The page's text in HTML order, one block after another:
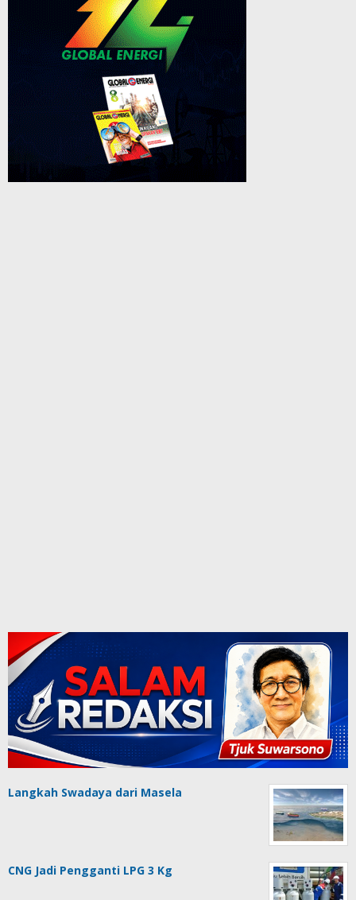
Langkah Swadaya dari Masela
CNG Jadi Pengganti LPG 3 Kg